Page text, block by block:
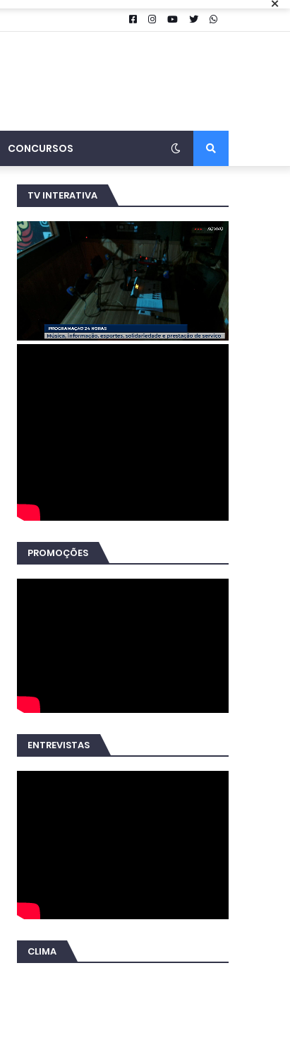
CONCURSOS
TV INTERATIVA
PROMOÇÕES
ENTREVISTAS
CLIMA